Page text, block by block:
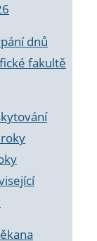
dnů
fakultě